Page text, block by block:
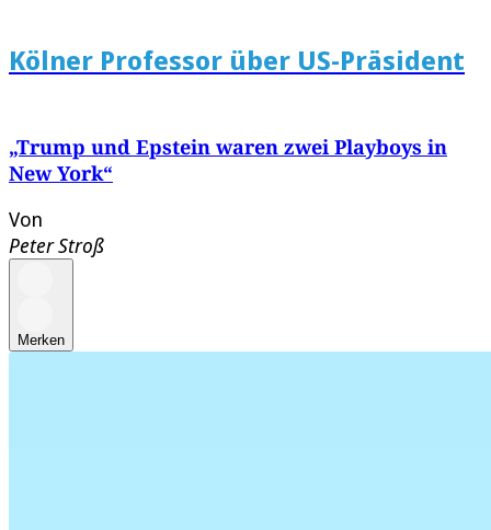
Kölner Professor über US-Präsident
„Trump und Epstein waren zwei Playboys in
New York“
Von
Peter Stroß
Merken